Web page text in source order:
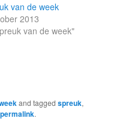
van de week
2013
van de week"
and taggedspreuk,
permalink.